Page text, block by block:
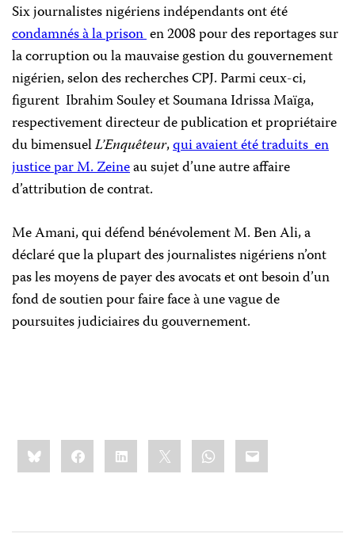
Six journalistes nigériens indépendants ont été
condamnés à la prisonen 2008 pour des reportages sur
la corruption ou la mauvaise gestion du gouvernement
nigérien, selon des recherches CPJ. Parmi ceux-ci,
figurent Ibrahim Souley et Soumana Idrissa Maïga,
respectivement directeur de publication et propriétaire
du bimensuelL’Enquêteur,qui avaient été traduits en
justice par M. Zeineau sujet d’une autre affaire
d’attribution de contrat.
Me Amani, qui défend bénévolement M. Ben Ali, a
déclaré que la plupart des journalistes nigériens n’ont
pas les moyens de payer des avocats et ont besoin d’un
fond de soutien pour faire face à une vague de
poursuites judiciaires du gouvernement.
Share
this:BlueskyFacebookLinkedIn WhatsApp
Email